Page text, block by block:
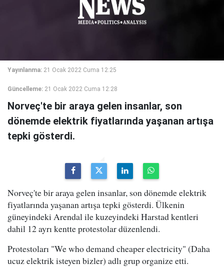
Yayınlanma: 21 Ocak 2022 Cuma 12:25
Güncelleme: 21 Ocak 2022 Cuma 12:28
Norveç'te bir araya gelen insanlar, son
dönemde elektrik fiyatlarında yaşanan artışa
tepki gösterdi.
Norveç'te bir araya gelen insanlar, son dönemde elektrik
fiyatlarında yaşanan artışa tepki gösterdi. Ülkenin
güneyindeki Arendal ile kuzeyindeki Harstad kentleri
dahil 12 ayrı kentte protestolar düzenlendi.
Protestoları "We who demand cheaper electricity" (Daha
ucuz elektrik isteyen bizler) adlı grup organize etti.